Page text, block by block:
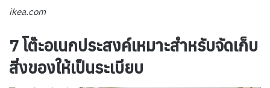
ikea.com
7 โต๊ะอเนกประสงค์เหมาะสำหรับจัดเก็บ
สิ่งของให้เป็นระเบียบ